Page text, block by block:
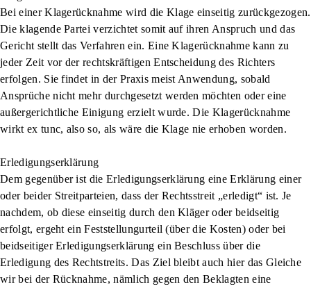
Bei einer Klagerücknahme wird die Klage einseitig zurückgezogen.
Die klagende Partei verzichtet somit auf ihren Anspruch und das
Gericht stellt das Verfahren ein. Eine Klagerücknahme kann zu
jeder Zeit vor der rechtskräftigen Entscheidung des Richters
erfolgen. Sie findet in der Praxis meist Anwendung, sobald
Ansprüche nicht mehr durchgesetzt werden möchten oder eine
außergerichtliche Einigung erzielt wurde. Die Klagerücknahme
wirkt ex tunc, also so, als wäre die Klage nie erhoben worden.
Erledigungserklärung
Dem gegenüber ist die Erledigungserklärung eine Erklärung einer
oder beider Streitparteien, dass der Rechtsstreit „erledigt“ ist. Je
nachdem, ob diese einseitig durch den Kläger oder beidseitig
erfolgt, ergeht ein Feststellungurteil (über die Kosten) oder bei
beidseitiger Erledigungserklärung ein Beschluss über die
Erledigung des Rechtstreits. Das Ziel bleibt auch hier das Gleiche
wir bei der Rücknahme, nämlich gegen den Beklagten eine